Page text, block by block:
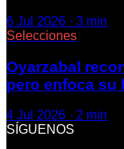
6 Jul 2026 · 3 min
Selecciones
Oyarzabal
pero enfoca su
4 Jul 2026 · 2 min
SÍGUENOS